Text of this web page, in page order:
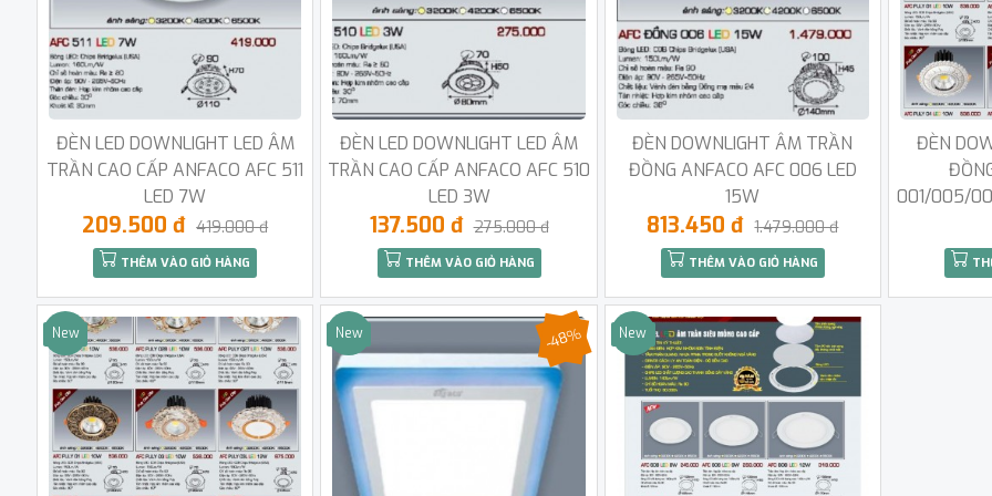
ĐÈN LED DOWNLIGHT LED ÂM
TRẦN CAO CẤP ANFACO AFC 511
LED 7W
209.500 đ 419.000 đ
THÊM VÀO GIỎ HÀNG
ĐÈN LED DOWNLIGHT LED ÂM
TRẦN CAO CẤP ANFACO AFC 510
LED 3W
137.500 đ 275.000 đ
THÊM VÀO GIỎ HÀNG
ĐÈN DOWNLIGHT ÂM TRẦN
ĐỒNG ANFACO AFC 006 LED
15W
813.450 đ 1.479.000 đ
THÊM VÀO GIỎ HÀNG
ĐÈN
001/005/
Sale
New Sale
New -48% Sale
New